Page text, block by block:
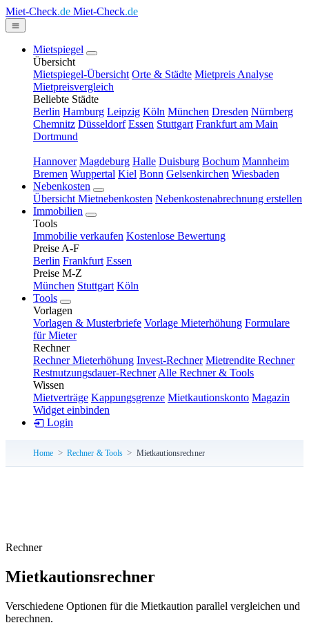
Miet-Check.de Miet-Check.de
Mietspiegel
Übersicht
Mietspiegel-Übersicht Orte & Städte Mietpreis Analyse
Mietpreisvergleich
Beliebte Städte
Berlin Hamburg Leipzig Köln München Dresden Nürnberg
Chemnitz Düsseldorf Essen Stuttgart Frankfurt am Main
Dortmund
Hannover Magdeburg Halle Duisburg Bochum Mannheim
Bremen Wuppertal Kiel Bonn Gelsenkirchen Wiesbaden
Nebenkosten
Übersicht Mietnebenkosten Nebenkostenabrechnung erstellen
Immobilien
Tools
Immobilie verkaufen Kostenlose Bewertung
Preise A-F
Berlin Frankfurt Essen
Preise M-Z
München Stuttgart Köln
Tools
Vorlagen
Vorlagen & Musterbriefe Vorlage Mieterhöhung Formulare
für Mieter
Rechner
Rechner Mieterhöhung Invest-Rechner Mietrendite Rechner
Restnutzungsdauer-Rechner Alle Rechner & Tools
Wissen
Mietverträge Kappungsgrenze Mietkautionskonto Magazin
Widget einbinden
Login
Home Rechner & Tools Mietkautionsrechner
Rechner
Mietkautionsrechner
Verschiedene Optionen für die Mietkaution parallel vergleichen und
berechnen.